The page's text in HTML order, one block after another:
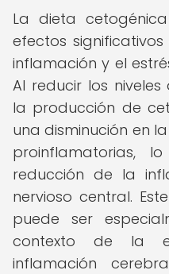
La dieta
efectos
inflamación y el
Al reducir los
la producción de
una disminución en
proinflamatorias,
reducción de la
nervioso central.
puede ser
contexto de la
inflamación